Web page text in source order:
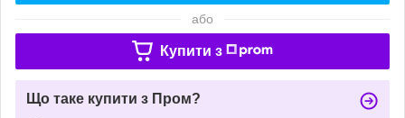
або
Купити з
Що таке купити з Пром?